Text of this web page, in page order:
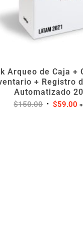
Arqueo de Caja +
+ Registro
Automatizado
$150.00 $59.00